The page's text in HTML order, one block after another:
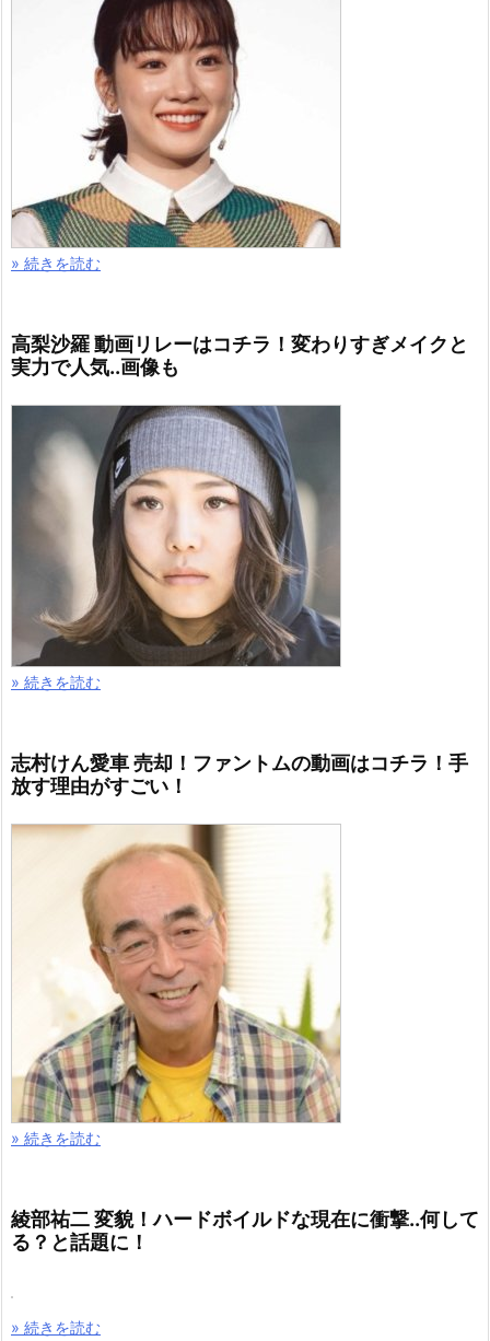
» 続きを読む
高梨沙羅 動画リレーはコチラ！変わりすぎメイクと
実力で人気..画像も
» 続きを読む
志村けん愛車 売却！ファントムの動画はコチラ！手
放す理由がすごい！
» 続きを読む
綾部祐二 変貌！ハードボイルドな現在に衝撃..何して
る？と話題に！
» 続きを読む